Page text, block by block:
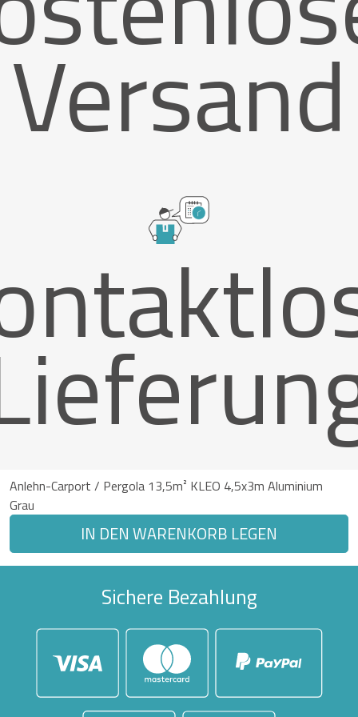
Versand
Anlehn-Carport / Pergola 13,5m² KLEO 4,5x3m Aluminium
Grau
IN DEN WARENKORB LEGEN
Sichere Bezahlung